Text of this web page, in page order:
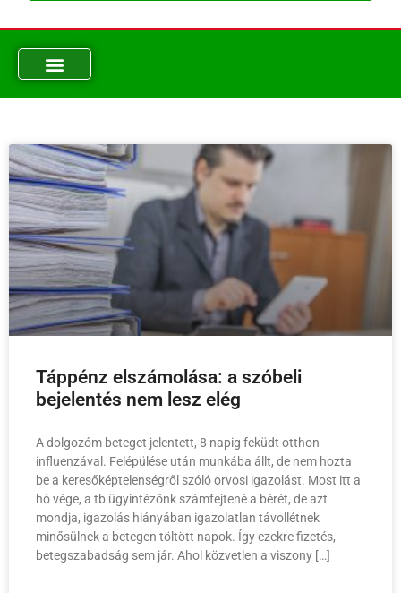
Táppénz elszámolása: a szóbeli
bejelentés nem lesz elég
A dolgozóm beteget jelentett, 8 napig feküdt otthon
influenzával. Felépülése után munkába állt, de nem hozta
be a keresőképtelenségről szóló orvosi igazolást. Most itt a
hó vége, a tb ügyintézőnk számfejtené a bérét, de azt
mondja, igazolás hiányában igazolatlan távollétnek
minősülnek a betegen töltött napok. Így ezekre fizetés,
betegszabadság sem jár. Ahol közvetlen a viszony […]